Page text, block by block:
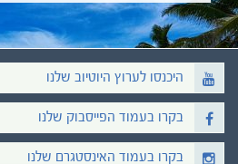
היכנסו לערוץ היוטיוב שלנו
בקרו בעמוד הפייסבוק שלנו
בקרו בעמוד האינסטגרם שלנו